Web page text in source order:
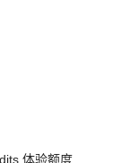
体验额度